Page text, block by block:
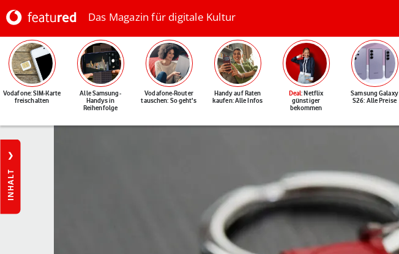
Das Magazin für digitale Kultur
Vodafone: SIM-Karte
freischalten
Alle Samsung-
Handys in
Reihenfolge
Vodafone-Router
tauschen: So geht's
Handy auf Raten
kaufen: Alle Infos
Deal: Netflix
günstiger
bekommen
Samsung Galaxy
S26: Alle Preise
INHALT